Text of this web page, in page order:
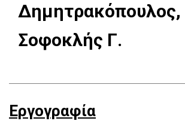
Δημητρακόπουλος,
Σοφοκλής Γ.
Εργογραφία